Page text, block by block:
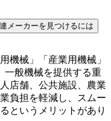
メーカーを見つけるには
機械」「産業用機械」
一般機械を提供する重
店舗、公共施設、農業
負担を軽減し、スムー
というメリットがあり